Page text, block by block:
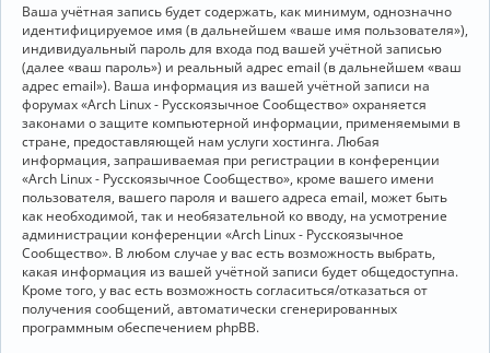
Ваша учётная запись будет содержать, как минимум, однозначно
идентифицируемое имя (в дальнейшем «ваше имя пользователя»),
индивидуальный пароль для входа под вашей учётной записью
(далее «ваш пароль») и реальный адрес email (в дальнейшем «ваш
адрес email»). Ваша информация из вашей учётной записи на
форумах «Arch Linux - Русскоязычное Сообщество» охраняется
законами о защите компьютерной информации, применяемыми в
стране, предоставляющей нам услуги хостинга. Любая
информация, запрашиваемая при регистрации в конференции
«Arch Linux - Русскоязычное Сообщество», кроме вашего имени
пользователя, вашего пароля и вашего адреса email, может быть
как необходимой, так и необязательной ко вводу, на усмотрение
администрации конференции «Arch Linux - Русскоязычное
Сообщество». В любом случае у вас есть возможность выбрать,
какая информация из вашей учётной записи будет общедоступна.
Кроме того, у вас есть возможность согласиться/отказаться от
получения сообщений, автоматически сгенерированных
программным обеспечением phpBB.